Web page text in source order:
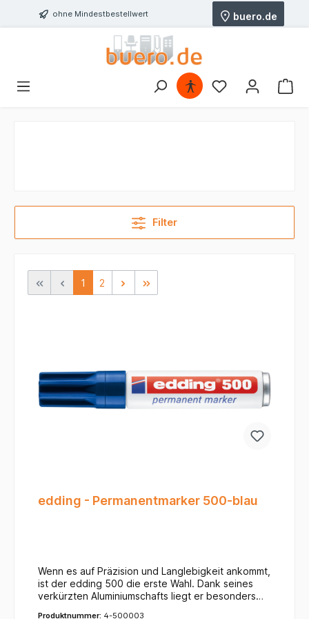
ohne Mindestbestellwert buero.de
Filter
1 2
edding - Permanentmarker 500-blau
Wenn es auf Präzision und Langlebigkeit ankommt,
ist der edding 500 die erste Wahl. Dank seines
verkürzten Aluminiumschafts liegt er besonders
Produktnummer: 4-500003